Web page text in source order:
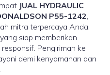
JUAL HYDRAULIC
P55-1242,
mitra terpercaya Anda.
siap memberikan
Pengiriman ke
demi kenyamanan dan